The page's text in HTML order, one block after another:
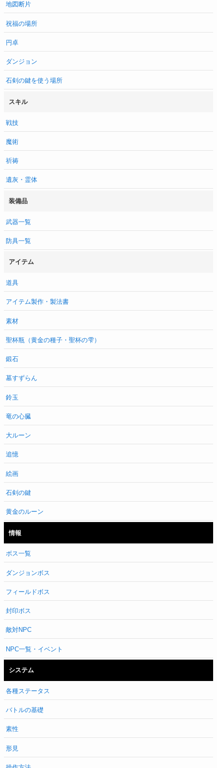
地図断片
祝福の場所
円卓
ダンジョン
石剣の鍵を使う場所
スキル
戦技
魔術
祈祷
遺灰・霊体
装備品
武器一覧
防具一覧
アイテム
道具
アイテム製作・製法書
素材
聖杯瓶（黄金の種子・聖杯の雫）
鍛石
墓すずらん
鈴玉
竜の心臓
大ルーン
追憶
絵画
石剣の鍵
黄金のルーン
情報
ボス一覧
ダンジョンボス
フィールドボス
封印ボス
敵対NPC
NPC一覧・イベント
システム
各種ステータス
バトルの基礎
素性
形見